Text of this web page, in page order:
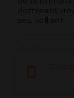
dominant
seu voltant.